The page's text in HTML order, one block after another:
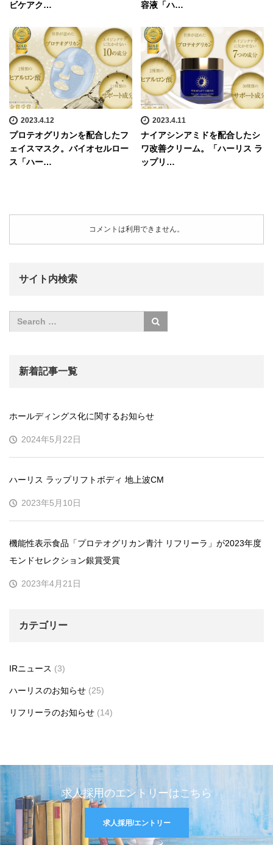
ビケアク…
容液「ハ…
2023.4.12
プロテオグリカンを配合したフ
ェイスマスク。バイオセルロー
ス「ハー…
2023.4.11
ナイアシンアミドを配合したシ
ワ改善クリーム。「ハーリス ラ
ップリ…
コメントは利用できません。
サイト内検索
新着記事一覧
ホールディングス化に関するお知らせ
2024年5月22日
ハーリス ラップリフトボディ 地上波CM
2023年5月10日
機能性表示食品「プロテオグリカン青汁 リフリーラ」が2023年度
モンドセレクション銀賞受賞
2023年4月21日
カテゴリー
IRニュース (3)
ハーリスのお知らせ (25)
リフリーラのお知らせ (14)
求人採用のエントリーはこちら
求人採用/エントリー